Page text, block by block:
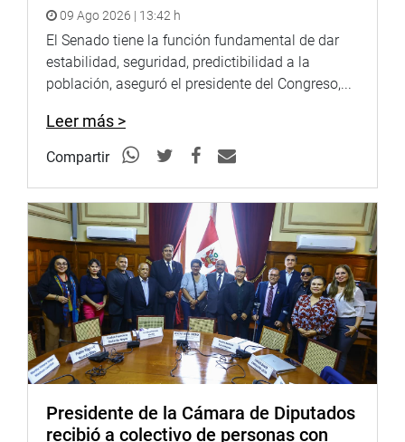
09 Ago 2026 | 13:42 h
El Senado tiene la función fundamental de dar
estabilidad, seguridad, predictibilidad a la
población, aseguró el presidente del Congreso,...
Leer más >
Compartir
Presidente de la Cámara de Diputados
recibió a colectivo de personas con